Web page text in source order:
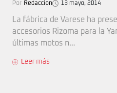
Por Redaccion 13 mayo, 2014
La fábrica de Varese ha
accesorios Rizoma para la
últimas motos n...
Leer más